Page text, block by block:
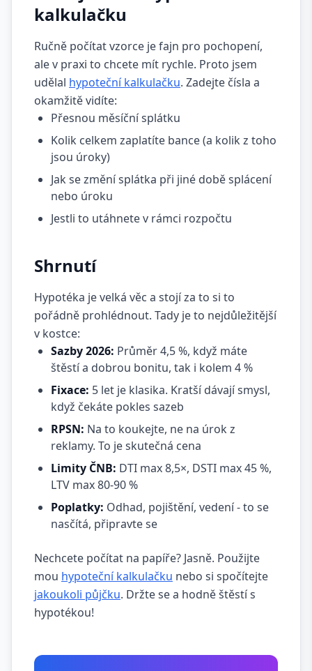
kalkulačku
Ručně počítat vzorce je fajn pro pochopení,
ale v praxi to chcete mít rychle. Proto jsem
udělal hypoteční kalkulačku. Zadejte čísla a
okamžitě vidíte:
Přesnou měsíční splátku
Kolik celkem zaplatíte bance (a kolik z toho
jsou úroky)
Jak se změní splátka při jiné době splácení
nebo úroku
Jestli to utáhnete v rámci rozpočtu
Shrnutí
Hypotéka je velká věc a stojí za to si to
pořádně prohlédnout. Tady je to nejdůležitější
v kostce:
Sazby 2026: Průměr 4,5 %, když máte
štěstí a dobrou bonitu, tak i kolem 4 %
Fixace: 5 let je klasika. Kratší dávají smysl,
když čekáte pokles sazeb
RPSN: Na to koukejte, ne na úrok z
reklamy. To je skutečná cena
Limity ČNB: DTI max 8,5×, DSTI max 45 %,
LTV max 80-90 %
Poplatky: Odhad, pojištění, vedení - to se
nasčítá, připravte se
Nechcete počítat na papíře? Jasně. Použijte
mou hypoteční kalkulačku nebo si spočítejte
jakoukoli půjčku. Držte se a hodně štěstí s
hypotékou!